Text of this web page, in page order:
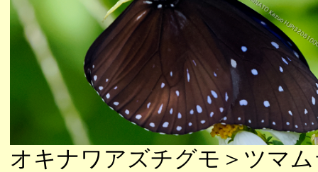
オキナワアズチグモ＞ツマ